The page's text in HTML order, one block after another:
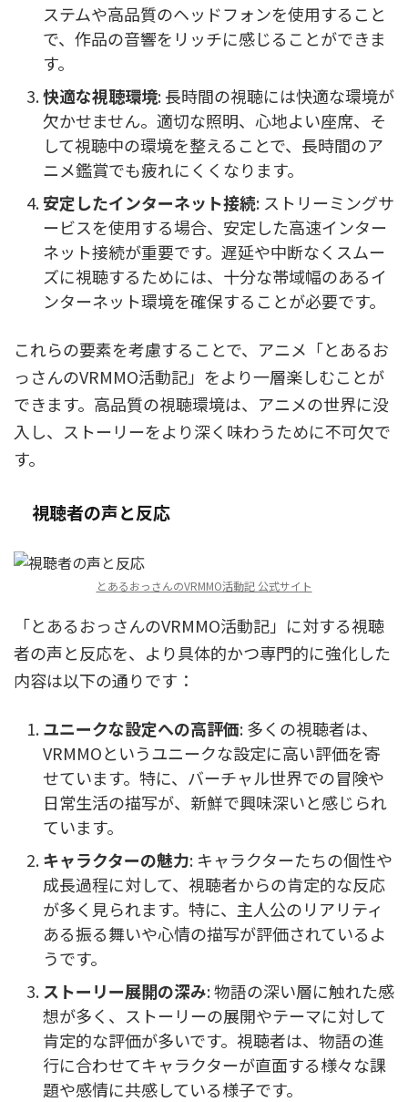
ステムや高品質のヘッドフォンを使用すること
で、作品の音響をリッチに感じることができま
す。
快適な視聴環境: 長時間の視聴には快適な環境が
欠かせません。適切な照明、心地よい座席、そ
して視聴中の環境を整えることで、長時間のア
ニメ鑑賞でも疲れにくくなります。
安定したインターネット接続: ストリーミングサ
ービスを使用する場合、安定した高速インター
ネット接続が重要です。遅延や中断なくスムー
ズに視聴するためには、十分な帯域幅のあるイ
ンターネット環境を確保することが必要です。
これらの要素を考慮することで、アニメ「とあるお
っさんのVRMMO活動記」をより一層楽しむことが
できます。高品質の視聴環境は、アニメの世界に没
入し、ストーリーをより深く味わうために不可欠で
す。
視聴者の声と反応
とあるおっさんのVRMMO活動記 公式サイト
「とあるおっさんのVRMMO活動記」に対する視聴
者の声と反応を、より具体的かつ専門的に強化した
内容は以下の通りです：
ユニークな設定への高評価: 多くの視聴者は、
VRMMOというユニークな設定に高い評価を寄
せています。特に、バーチャル世界での冒険や
日常生活の描写が、新鮮で興味深いと感じられ
ています。
キャラクターの魅力: キャラクターたちの個性や
成長過程に対して、視聴者からの肯定的な反応
が多く見られます。特に、主人公のリアリティ
ある振る舞いや心情の描写が評価されているよ
うです。
ストーリー展開の深み: 物語の深い層に触れた感
想が多く、ストーリーの展開やテーマに対して
肯定的な評価が多いです。視聴者は、物語の進
行に合わせてキャラクターが直面する様々な課
題や感情に共感している様子です。